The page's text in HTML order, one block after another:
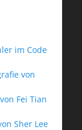
im Code
von
Fei Tian
Sher Lee